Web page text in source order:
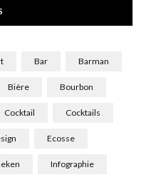
Bar Barman
Bière Bourbon
Cocktail Cocktails
Ecosse
Infographie